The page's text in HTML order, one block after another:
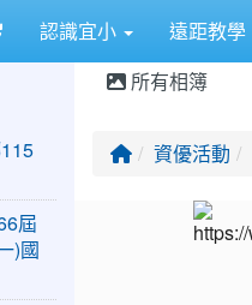
重新取得佈景設定
認識宜小 遠距教學
所有相簿
回首頁
資優活動
屆
)國